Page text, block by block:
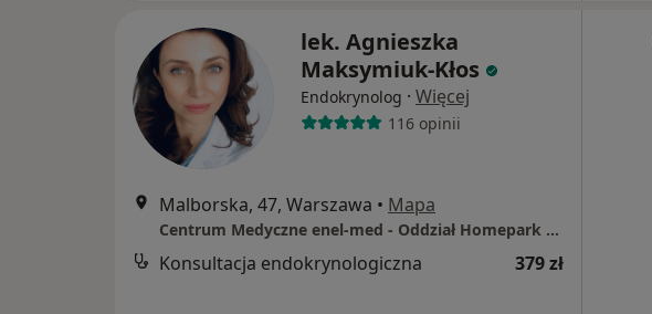
lek. Agnieszka
Maksymiuk-Kłos
Endokrynolog · Więcej
116 opinii
Malborska, 47, Warszawa • Mapa
Centrum Medyczne enel-med - Oddział Homepark Targówek
Konsultacja endokrynologiczna 379 zł